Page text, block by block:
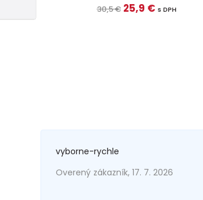
30,5 € 25,9 € s DPH
vyborne-rychle
Overený zákazník, 17. 7. 2026